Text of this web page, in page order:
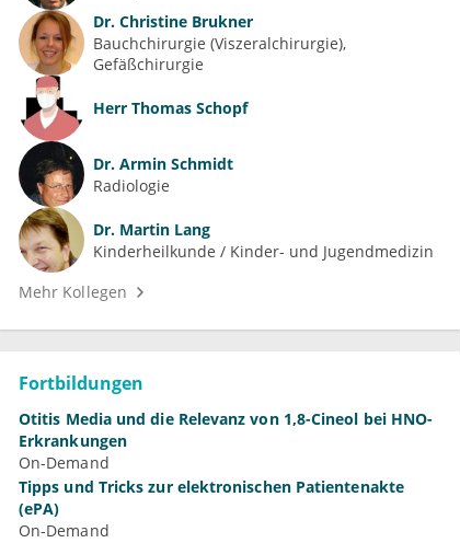
Dr. Christine Brukner
Bauchchirurgie (Viszeralchirurgie)
Gefäßchirurgie
Herr Thomas Schopf
Dr. Armin Schmidt
Radiologie
Dr. Martin Lang
Kinderheilkunde / Kinder- und Jugendmedizin
Mehr Kollegen
Fortbildungen
Otitis Media und die Relevanz von 1,8-Cineol bei HNO-
Erkrankungen
On-Demand
Tipps und Tricks zur elektronischen Patientenakte
(ePA)
On-Demand